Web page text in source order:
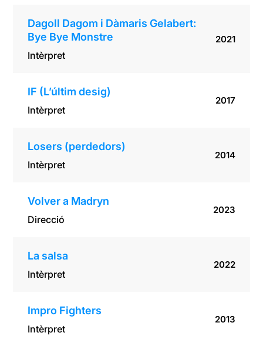
Dagoll Dagom i Dàmaris Gelabert:
Bye Bye Monstre
Intèrpret
2021
IF (L’últim desig)
Intèrpret
2017
Losers (perdedors)
Intèrpret
2014
Volver a Madryn
Direcció
2023
La salsa
Intèrpret
2022
Impro Fighters
Intèrpret
2013